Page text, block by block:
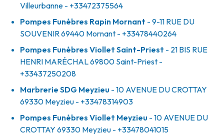
Villeurbanne - +33472375564
Pompes Funèbres Rapin Mornant - 9-11 RUE DU
SOUVENIR69440 Mornant - +33478440264
Pompes Funèbres Viollet Saint-Priest - 21 BIS RUE
HENRI MARÉCHAL69800 Saint-Priest -
+33437250208
Marbrerie SDG Meyzieu - 10 AVENUE DU CROTTAY
69330 Meyzieu - +33478314903
Pompes Funèbres Viollet Meyzieu - 10 AVENUE DU
CROTTAY 69330 Meyzieu - +33478041015